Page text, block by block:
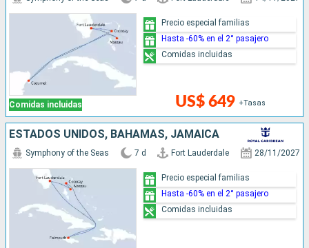
Comidas incluidas US$ 649 +Tasas
Precio especial familias
Hasta -60% en el 2° pasajero
Comidas incluidas
ESTADOS UNIDOS, BAHAMAS, JAMAICA
Symphony of the Seas 7 d Fort Lauderdale 28/11/2027
Precio especial familias
Hasta -60% en el 2° pasajero
Comidas incluidas